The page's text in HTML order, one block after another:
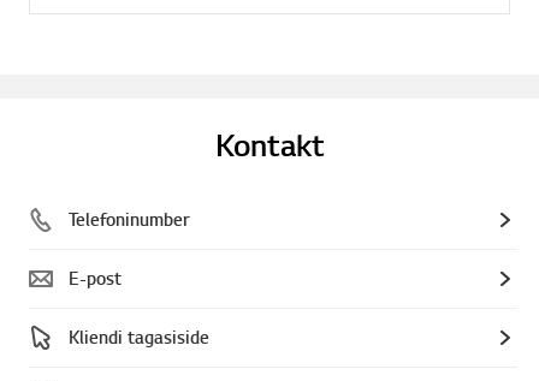
Kontakt
Telefoninumber
E-post
Kliendi tagasiside